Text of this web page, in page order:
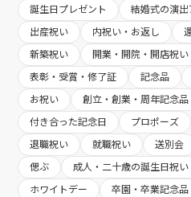
誕生日プレゼント 結婚式の演出
出産祝い
内祝い・お返し
新築祝い
開業・開院・開店祝い
表彰・受賞・修了証
記念品
お祝い
創立・創業・周年記念品
付き合った記念日
プロポーズ
退職祝い
就職祝い 送別会
偲ぶ
成人・二十歳の誕生日祝い
ホワイトデー
卒園・卒業記念品